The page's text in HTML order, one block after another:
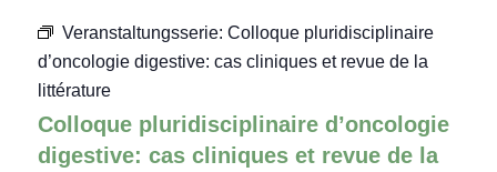
Veranstaltungsserie: Colloque pluridisciplinaire
d’oncologie digestive: cas cliniques et revue de la
littérature
Colloque pluridisciplinaire d’oncologie
digestive: cas cliniques et revue de la